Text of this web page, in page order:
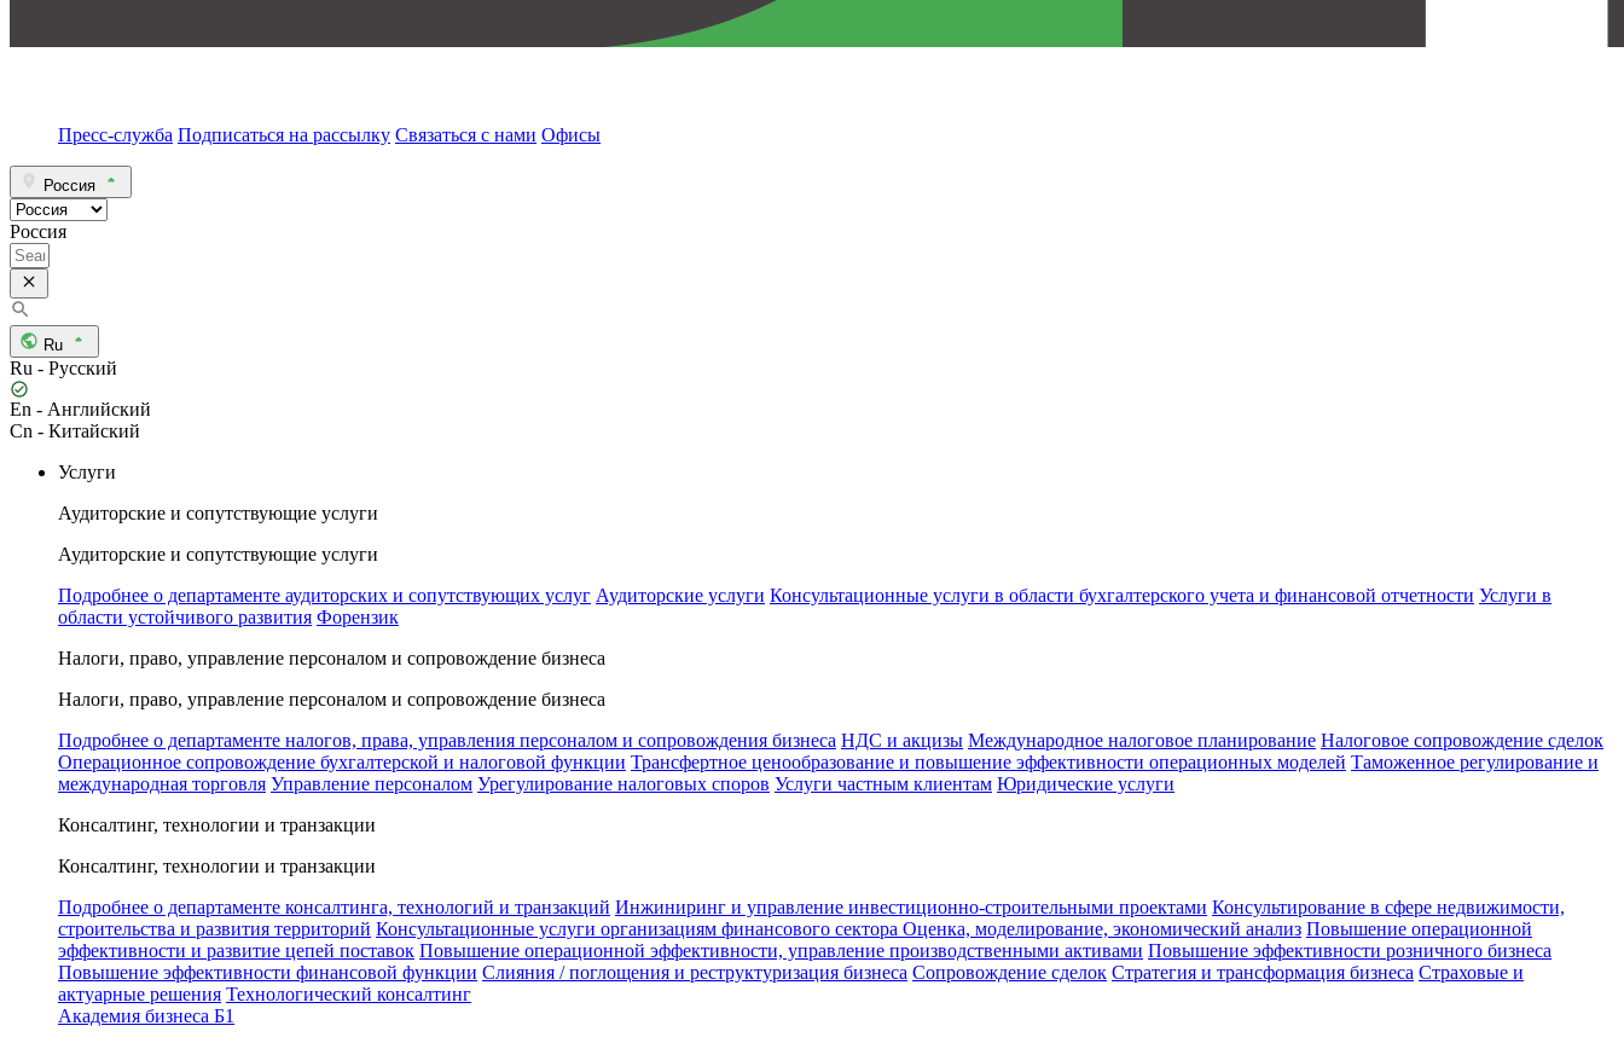
Пресс-служба Подписаться на рассылку Связаться с нами Офисы
Россия
Россия
Ru
Ru - Русский
En - Английский
Cn - Китайский
Услуги
Аудиторские и сопутствующие услуги
Аудиторские и сопутствующие услуги
Подробнее о департаменте аудиторских и сопутствующих услуг Аудиторские услуги Консультационные услуги в области бухгалтерского учета и финансовой отчетности Услуги в
области устойчивого развития Форензик
Налоги, право, управление персоналом и сопровождение бизнеса
Налоги, право, управление персоналом и сопровождение бизнеса
Подробнее о департаменте налогов, права, управления персоналом и сопровождения бизнеса НДС и акцизы Международное налоговое планирование Налоговое сопровождение сделок
Операционное сопровождение бухгалтерской и налоговой функции Трансфертное ценообразование и повышение эффективности операционных моделей Таможенное регулирование и
международная торговля Управление персоналом Урегулирование налоговых споров Услуги частным клиентам Юридические услуги
Консалтинг, технологии и транзакции
Консалтинг, технологии и транзакции
Подробнее о департаменте консалтинга, технологий и транзакций Инжиниринг и управление инвестиционно-строительными проектами Консультирование в сфере недвижимости,
строительства и развития территорий Консультационные услуги организациям финансового сектора Оценка, моделирование, экономический анализ Повышение операционной
эффективности и развитие цепей поставок Повышение операционной эффективности, управление производственными активами Повышение эффективности розничного бизнеса
Повышение эффективности финансовой функции Слияния / поглощения и реструктуризация бизнеса Сопровождение сделок Стратегия и трансформация бизнеса Страховые и
актуарные решения Технологический консалтинг
Академия бизнеса Б1